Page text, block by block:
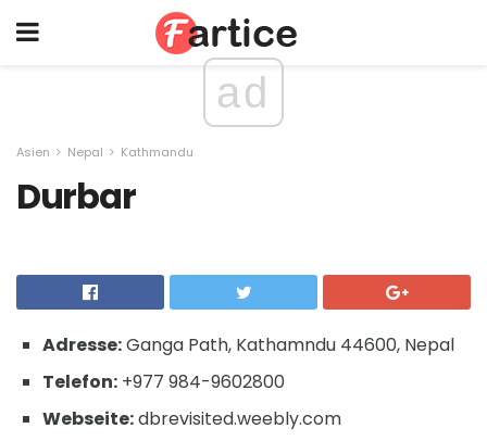
ad
Asien Nepal Kathmandu
Durbar
Adresse:Ganga Path, Kathamndu 44600, Nepal
Telefon: +977 984-9602800
Webseite:dbrevisited.weebly.com